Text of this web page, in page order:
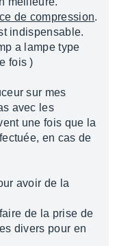
de compression.
indispensable.
a lampe type
fois )
sur mes
avec les
une fois que la
en cas de
avoir de la
de la prise de
divers pour en